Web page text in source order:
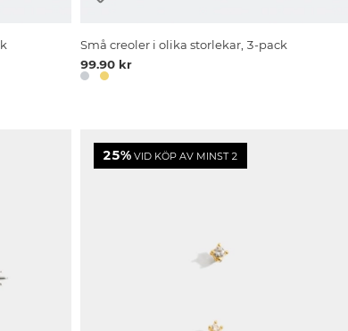
Små creoler i olika storlekar, 3-pack
99.90 kr
25% VID KÖP AV MINST 2